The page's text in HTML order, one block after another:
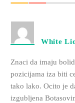
White
Znaci da imaju
pozicijama iza biti
tako lako. Ocito je
izgubljena